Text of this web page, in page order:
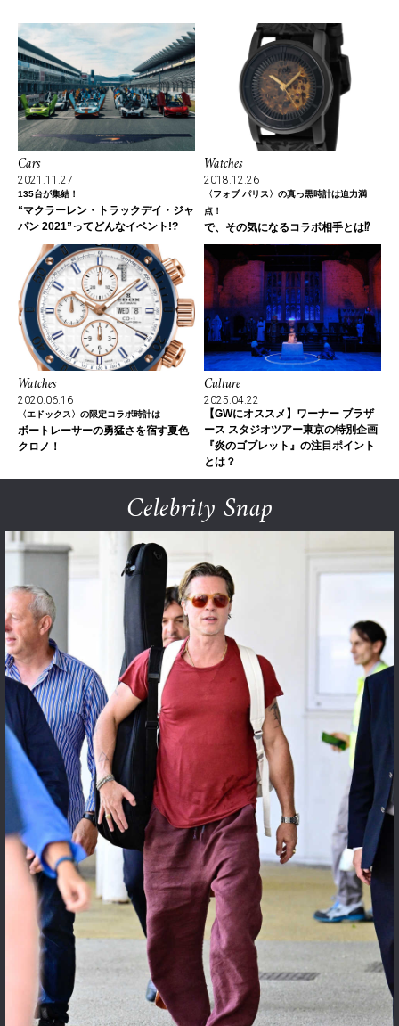
Cars
2021.11.27
135台が集結！
“マクラーレン・トラックデイ・ジャ
パン 2021”ってどんなイベント!?
Watches
2018.12.26
〈フォブ パリス〉の真っ黒時計は迫力満
点！
で、その気になるコラボ相手とは⁉
Watches
2020.06.16
〈エドックス〉の限定コラボ時計は
ボートレーサーの勇猛さを宿す夏色
クロノ！
Culture
2025.04.22
【GWにオススメ】ワーナー ブラザ
ース スタジオツアー東京の特別企画
『炎のゴブレット』の注目ポイント
とは？
Celebrity Snap